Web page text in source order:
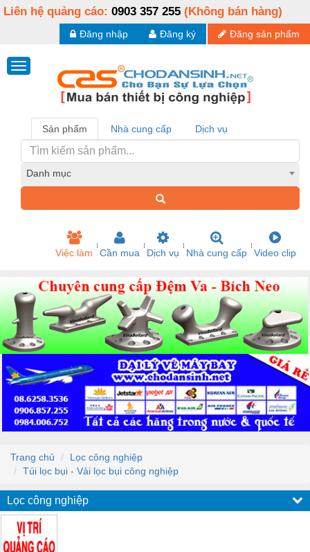
Liên hệ quảng cáo: 0903 357 255 (Không bán hàng)
Đăng sản phẩm
Đăng ký
Đăng nhập
Sản phẩm Nhà cung cấp Dịch vụ
Danh mục
Việc làm Cần mua Dịch vụ Nhà cung cấp Video clip
Trang chủ
Lọc công nghiệp
Túi lọc bụi - Vải lọc bụi công nghiệp
Lọc công nghiệp